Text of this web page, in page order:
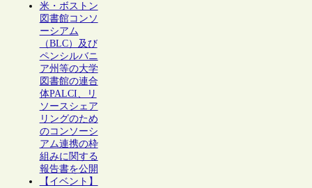
米・ボストン
図書館コンソ
ーシアム
（BLC）及び
ペンシルバニ
ア州等の大学
図書館の連合
体PALCI、リ
ソースシェア
リングのため
のコンソーシ
アム連携の枠
組みに関する
報告書を公開
【イベント】